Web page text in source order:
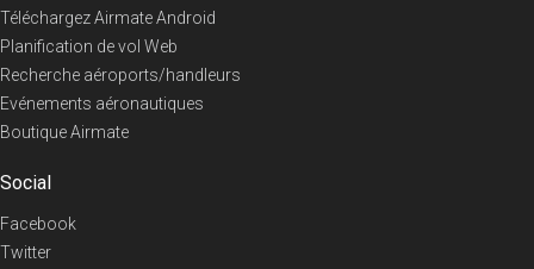
Téléchargez Airmate Android
Planification de vol Web
Recherche aéroports/handleurs
Evénements aéronautiques
Boutique Airmate
Social
Facebook
Twitter